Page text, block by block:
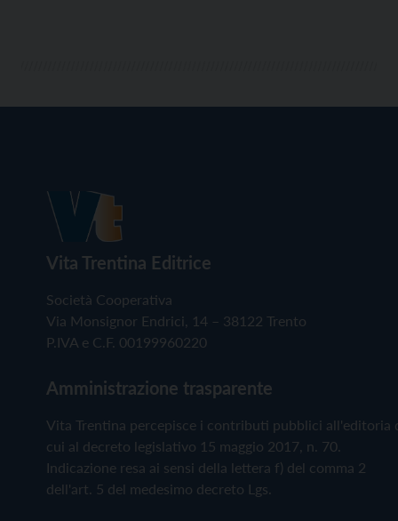
Vita Trentina Editrice
Società Cooperativa
Via Monsignor Endrici, 14 – 38122 Trento
P.IVA e C.F. 00199960220
Amministrazione trasparente
Vita Trentina percepisce i contributi pubblici all'editoria
cui al decreto legislativo 15 maggio 2017, n. 70.
Indicazione resa ai sensi della lettera f) del comma 2
dell'art. 5 del medesimo decreto Lgs.